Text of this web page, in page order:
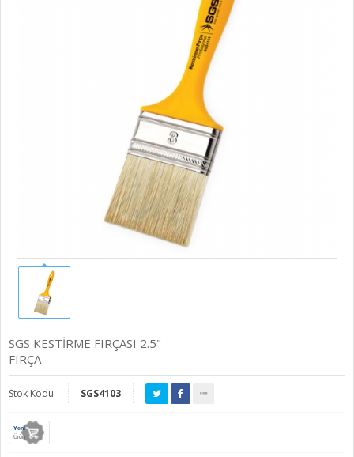
SGS KESTİRME FIRÇASI 2.5"
FIRÇA
Stok Kodu SGS4103
Yeni
Ürün